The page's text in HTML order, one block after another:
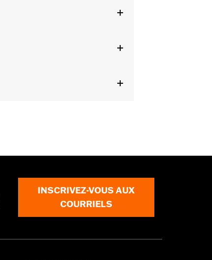
INSCRIVEZ-VOUS AUX
COURRIELS